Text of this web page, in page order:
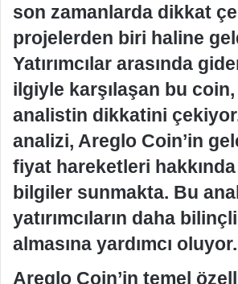
son zamanlarda dikkat
projelerden biri haline
Yatırımcılar arasında
ilgiyle karşılaşan bu
analistin dikkatini
analizi, Areglo Coin’in
fiyat hareketleri
bilgiler sunmakta. Bu
yatırımcıların daha
almasına yardımcı oluyor.
Areglo Coin’in temel